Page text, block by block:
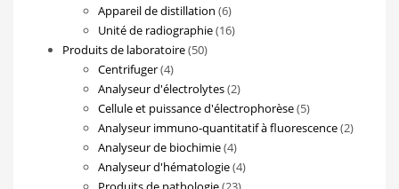
produits
Appareil de distillation 66
produits
Unité de radiographie 1616
Produits de laboratoire 5050
Centrifuger 44
produits
Analyseur d'électrolytes 22
produits
Cellule et puissance d'électrophorèse 55
produits
Analyseur immuno-quantitatif à fluorescence 22
Analyseur de biochimie 44
produits
Analyseur d'hématologie 44
23